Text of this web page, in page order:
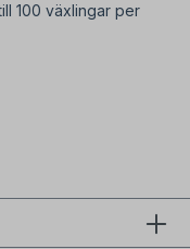
100 växlingar per